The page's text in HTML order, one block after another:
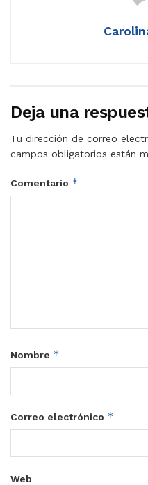
Deja una
Tu dirección de correo
campos obligatorios están
Comentario *
Nombre *
Correo electrónico *
Web